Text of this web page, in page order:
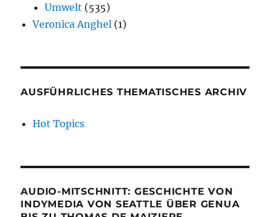
Umwelt (535)
Veronica Anghel (1)
AUSFÜHRLICHES THEMATISCHES ARCHIV
Hot Topics
AUDIO-MITSCHNITT: GESCHICHTE VON
INDYMEDIA VON SEATTLE ÜBER GENUA